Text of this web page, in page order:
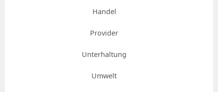
Handel
Provider
Unterhaltung
Umwelt